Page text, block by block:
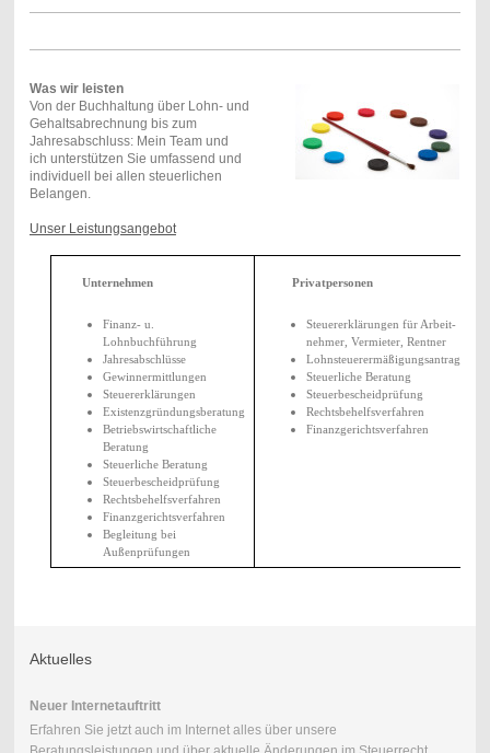
Was wir leisten
Von der Buchhaltung über Lohn- und
Gehaltsabrechnung bis zum
Jahresabschluss: Mein Team und
ich unterstützen Sie umfassend und
individuell bei allen steuerlichen
Belangen.
Unser Leistungsangebot
Unternehmen
Finanz- u.
Lohnbuchführung
Jahresabschlüsse
Gewinnermittlungen
Steuererklärungen
Existenzgründungsberatung
Betriebswirtschaftliche
Beratung
Steuerliche Beratung
Steuerbescheidprüfung
Rechtsbehelfsverfahren
Finanzgerichtsverfahren
Begleitung bei
Außenprüfungen
Privatpersonen
Steuererklärungen für Arbeit-
nehmer, Vermieter, Rentner
Lohnsteuerermäßigungsantrag
Steuerliche Beratung
Steuerbescheidprüfung
Rechtsbehelfsverfahren
Finanzgerichtsverfahren
Aktuelles
Neuer Internetauftritt
Erfahren Sie jetzt auch im Internet alles über unsere